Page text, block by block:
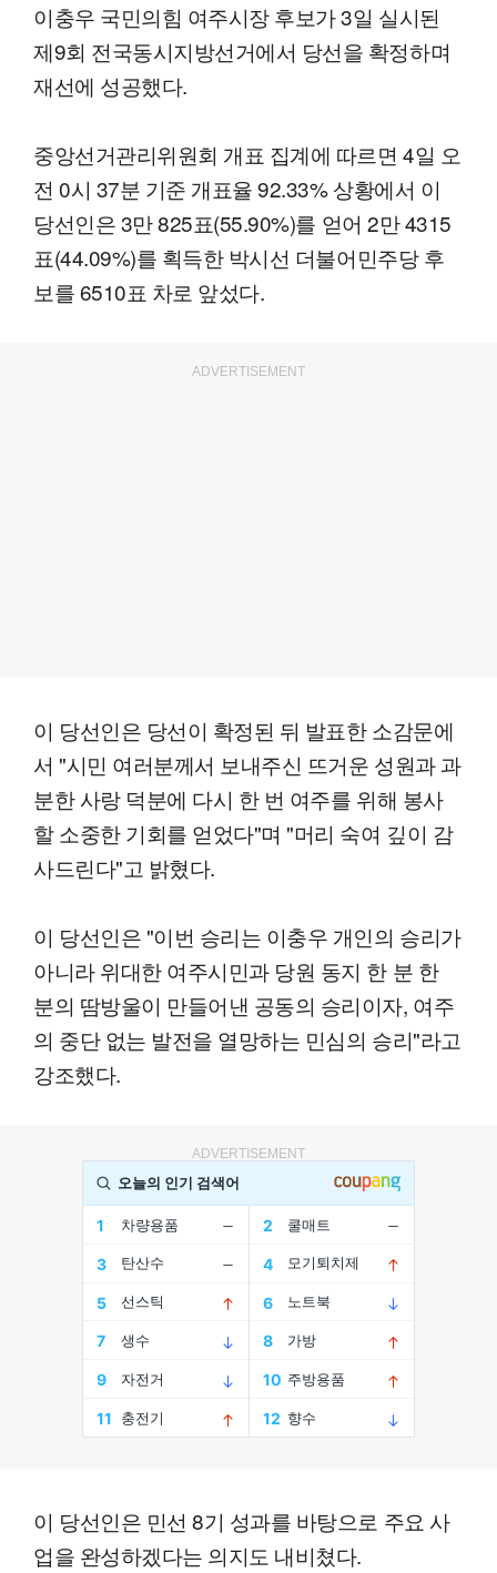
이충우 국민의힘 여주시장 후보가 3일 실시된
제9회 전국동시지방선거에서 당선을 확정하며
재선에 성공했다.
중앙선거관리위원회 개표 집계에 따르면 4일 오
전 0시 37분 기준 개표율 92.33% 상황에서 이
당선인은 3만 825표(55.90%)를 얻어 2만 4315
표(44.09%)를 획득한 박시선 더불어민주당 후
보를 6510표 차로 앞섰다.
ADVERTISEMENT
이 당선인은 당선이 확정된 뒤 발표한 소감문에
서 "시민 여러분께서 보내주신 뜨거운 성원과 과
분한 사랑 덕분에 다시 한 번 여주를 위해 봉사
할 소중한 기회를 얻었다"며 "머리 숙여 깊이 감
사드린다"고 밝혔다.
이 당선인은 "이번 승리는 이충우 개인의 승리가
아니라 위대한 여주시민과 당원 동지 한 분 한
분의 땀방울이 만들어낸 공동의 승리이자, 여주
의 중단 없는 발전을 열망하는 민심의 승리"라고
강조했다.
ADVERTISEMENT
이 당선인은 민선 8기 성과를 바탕으로 주요 사
업을 완성하겠다는 의지도 내비쳤다.